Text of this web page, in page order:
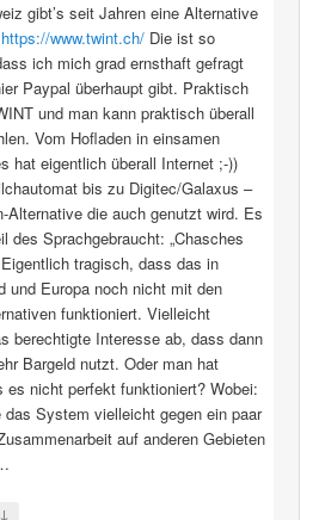
gibt’s seit Jahren eine Alternative
https://www.twint.ch/Die ist so
ich mich grad ernsthaft gefragt
Paypal überhaupt gibt. Praktisch
und man kann praktisch überall
Vom Hofladen in einsamen
hat eigentlich überall Internet ;-))
bis zu Digitec/Galaxus –
Alternative die auch genutzt wird. Es
des Sprachgebraucht: „Chasches
tragisch, dass das in
und Europa noch nicht mit den
funktioniert. Vielleicht
berechtigte Interesse ab, dass dann
Bargeld nutzt. Oder man hat
es nicht perfekt funktioniert? Wobei:
das System vielleicht gegen ein paar
auf anderen Gebieten
↓